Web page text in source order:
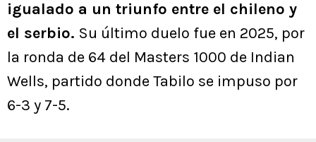
igualado a un triunfo entre el chileno y
el serbio. Su último duelo fue en 2025, por
la ronda de 64 del Masters 1000 de Indian
Wells, partido donde Tabilo se impuso por
6-3 y 7-5.